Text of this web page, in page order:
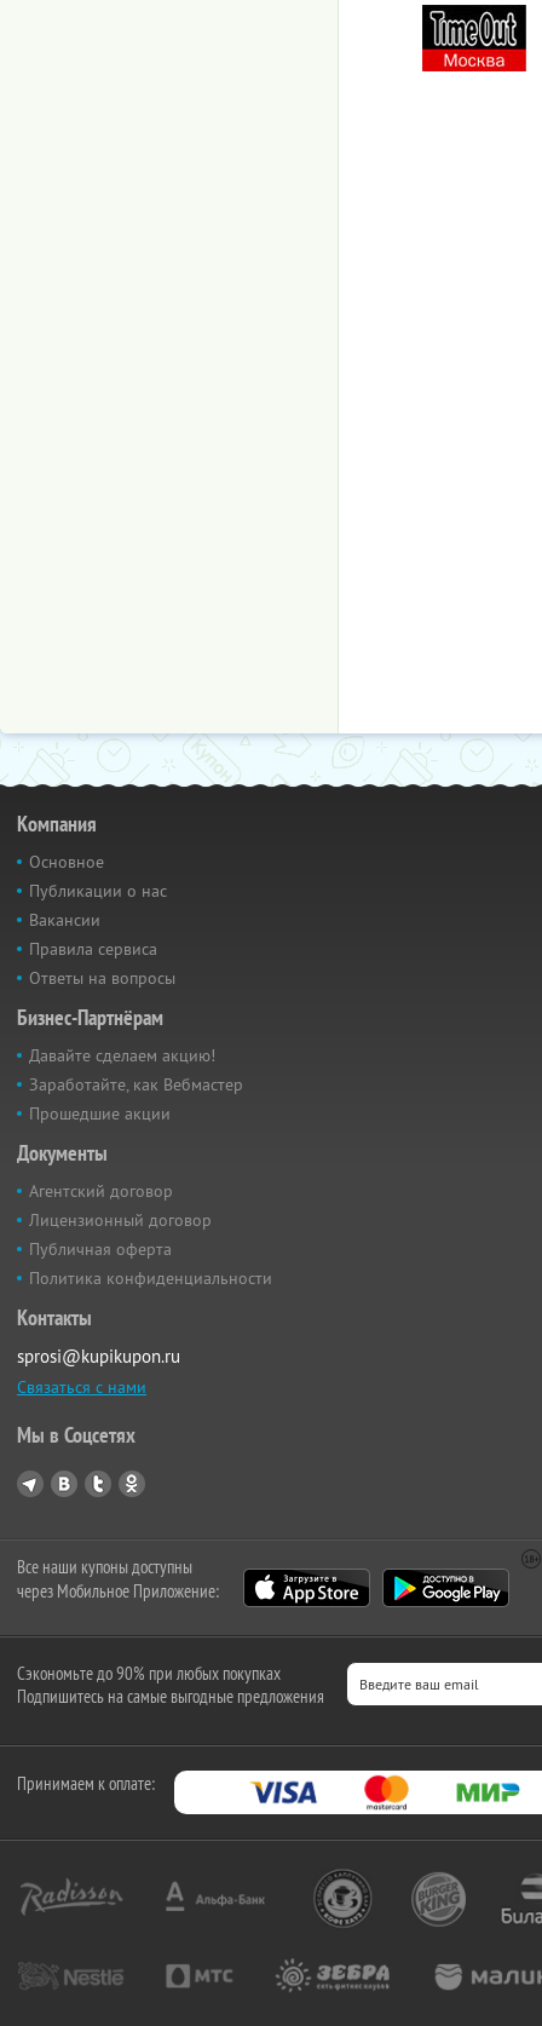
Компания
Основное
Публикации о нас
Вакансии
Правила сервиса
Ответы на вопросы
Бизнес-Партнёрам
Давайте сделаем акцию!
Заработайте, как Вебмастер
Прошедшие акции
Документы
Агентский договор
Лицензионный договор
Публичная оферта
Политика конфиденциальности
Контакты
sprosi@kupikupon.ru
Связаться с нами
Мы в Соцсетях
Все наши купоны доступны
через Мобильное Приложение:
Сэкономьте до 90% при любых покупках
Подпишитесь на самые выгодные предложения
Принимаем к оплате: